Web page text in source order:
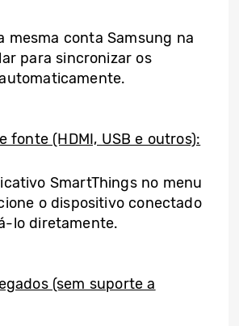
mesma conta Samsung na
para sincronizar os
fonte (HDMI, USB e outros):
SmartThings no menu
o dispositivo conectado
lo diretamente.
(sem suporte a